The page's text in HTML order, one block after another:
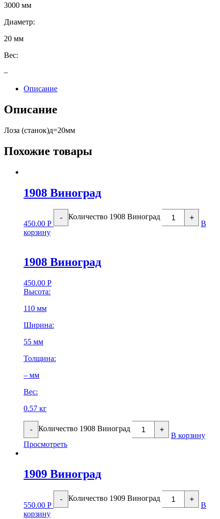
3000 мм
Диаметр:
20 мм
Вес:
–
Описание
Описание
Лоза (станок)д=20мм
Похожие товары
1908 Виноград
450.00 Р
- Количество 1908 Виноград +
В
корзину
1908 Виноград
450.00 Р
Высота:
110 мм
Ширина:
55 мм
Толщина:
– мм
Вес:
0.57 кг
- Количество 1908 Виноград +
В корзину
Просмотреть
1909 Виноград
550.00 Р
- Количество 1909 Виноград +
В
корзину